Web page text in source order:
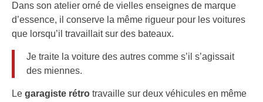
Dans son atelier orné de vielles enseignes de marque
d’essence, il conserve la même rigueur pour les voitures
que lorsqu’il travaillait sur des bateaux.
Je traite la voiture des autres comme s’il s’agissait
des miennes.
Le garagiste rétro travaille sur deux véhicules en même